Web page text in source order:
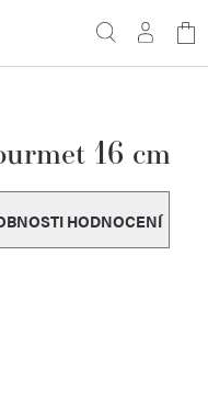
16 cm
HODNOCENÍ